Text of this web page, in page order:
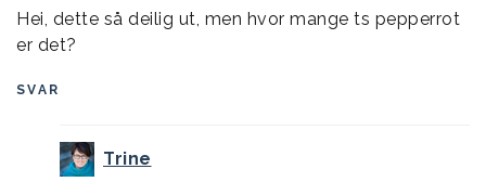
Hei, dette så deilig ut, men hvor mange ts pepperrot
er det?
SVAR
Trine